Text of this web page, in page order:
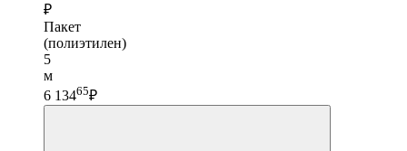
₽
Пакет
(полиэтилен)
5
м
6 13465₽